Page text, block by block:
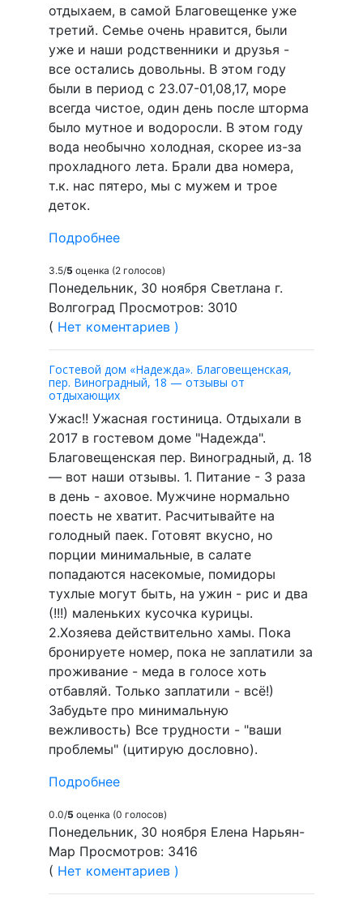
отдыхаем, в самой Благовещенке уже
третий. Семье очень нравится, были
уже и наши родственники и друзья -
все остались довольны. В этом году
были в период с 23.07-01,08,17, море
всегда чистое, один день после шторма
было мутное и водоросли. В этом году
вода необычно холодная, скорее из-за
прохладного лета. Брали два номера,
т.к. нас пятеро, мы с мужем и трое
деток.
Подробнее
3.5/5 оценка (2 голосов)
Понедельник, 30 ноября Светлана г.
Волгоград Просмотров: 3010
( Нет коментариев )
Гостевой дом «Надежда». Благовещенская,
пер. Виноградный, 18 — отзывы от
отдыхающих
Ужас!! Ужасная гостиница. Отдыхали в
2017 в гостевом доме "Надежда".
Благовещенская пер. Виноградный, д. 18
— вот наши отзывы. 1. Питание - 3 раза
в день - аховое. Мужчине нормально
поесть не хватит. Расчитывайте на
голодный паек. Готовят вкусно, но
порции минимальные, в салате
попадаются насекомые, помидоры
тухлые могут быть, на ужин - рис и два
(!!!) маленьких кусочка курицы.
2.Хозяева действительно хамы. Пока
бронируете номер, пока не заплатили за
проживание - меда в голосе хоть
отбавляй. Только заплатили - всё!)
Забудьте про минимальную
вежливость) Все трудности - "ваши
проблемы" (цитирую дословно).
Подробнее
0.0/5 оценка (0 голосов)
Понедельник, 30 ноября Елена Нарьян-
Мар Просмотров: 3416
( Нет коментариев )